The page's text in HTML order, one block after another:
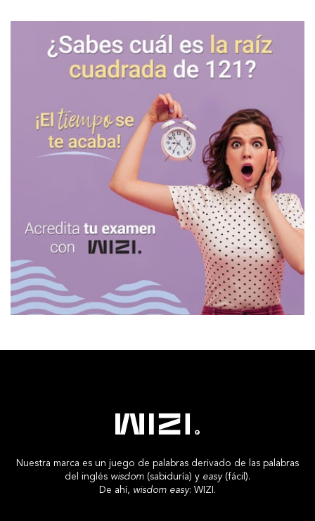
Nuestra marca es un juego de palabras derivado de las palabras
del inglés wisdom (sabiduría) y easy(fácil).
De ahí, wisdom easy: WIZI.